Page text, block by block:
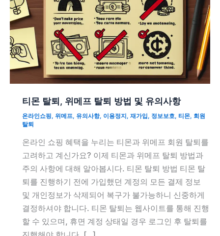
티몬 탈퇴, 위메프 탈퇴 방법 및 유의사항
온라인쇼핑, 위메프, 유의사항, 이용정지 , 재가입 , 정보보호, 티몬, 회원
탈퇴
온라인 쇼핑 혜택을 누리는 티몬과 위메프 회원 탈퇴를
고려하고 계신가요? 이제 티몬과 위메프 탈퇴 방법과
주의 사항에 대해 알아봅시다. 티몬 탈퇴 방법 티몬 탈
퇴를 진행하기 전에 가입했던 계정의 모든 결제 정보
및 개인정보가 삭제되어 복구가 불가능하니 신중하게
결정하셔야 합니다. 티몬 탈퇴는 웹사이트를 통해 진행
할 수 있으며, 휴면 계정 상태일 경우 로그인 후 탈퇴를